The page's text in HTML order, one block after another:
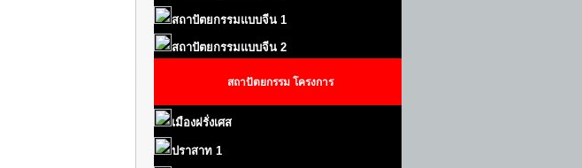
สถาปัตยกรรมแบบจีน 1
สถาปัตยกรรมแบบจีน 2
สถาปัตยกรรม โครงการ
เมืองฝรั่งเศส
ปราสาท 1